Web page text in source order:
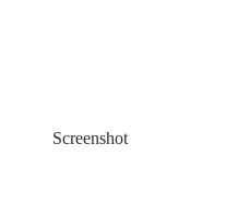
Screenshot